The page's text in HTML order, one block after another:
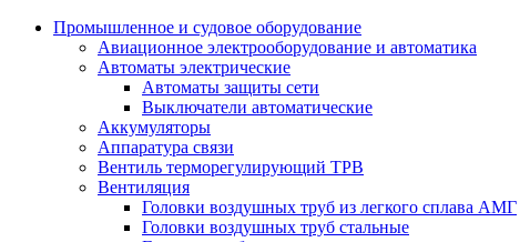
Промышленное и судовое оборудование
Авиационное электрооборудование и автоматика
Автоматы электрические
Автоматы защиты сети
Выключатели автоматические
Аккумуляторы
Аппаратура связи
Вентиль терморегулирующий ТРВ
Вентиляция
Головки воздушных труб из легкого сплава АМГ
Головки воздушных труб стальные